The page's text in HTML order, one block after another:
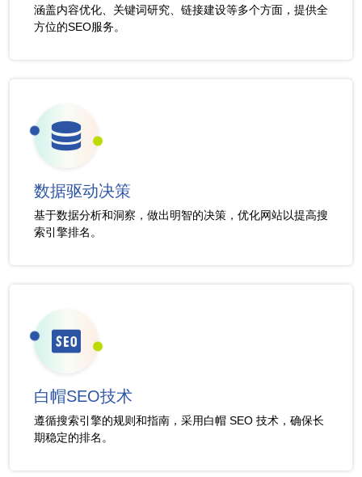
涵盖内容优化、关键词研究、链接建设等多个方面，提供全
方位的SEO服务。
数据驱动决策
基于数据分析和洞察，做出明智的决策，优化网站以提高搜
索引擎排名。
白帽SEO技术
遵循搜索引擎的规则和指南，采用白帽 SEO 技术，确保长
期稳定的排名。